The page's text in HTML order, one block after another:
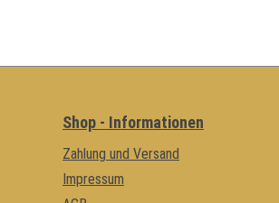
Shop - Informationen
Zahlung und Versand
Impressum